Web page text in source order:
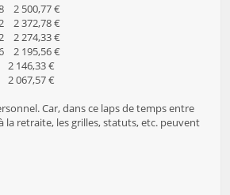
500,77 €
372,78 €
274,33 €
195,56 €
146,33 €
067,57 €
Car, dans ce laps de temps entre
retraite, les grilles, statuts, etc. peuvent